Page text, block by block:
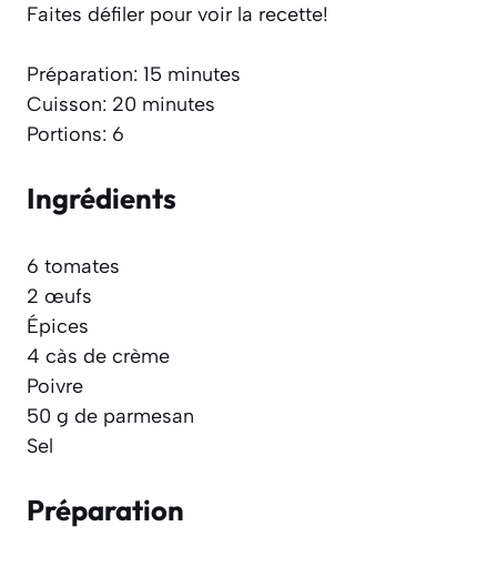
Faites défiler pour voir la recette!
Préparation: 15 minutes
Cuisson: 20 minutes
Portions: 6
Ingrédients
6 tomates
2 œufs
Épices
4 càs de crème
Poivre
50 g de parmesan
Sel
Préparation